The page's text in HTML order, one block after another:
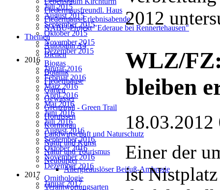
Fledermausfreundl. Haus
Fledermaus-Erlebnisabende
NABU-Projekt "Ederaue bei Rennertehausen"
Themen
Autobahn A4
Bienen
Biogas
Botanik
Fledermäuse
Garten
Gewässer
Grenztrail - Green Trail
Hornissen
Kormoran
Landwirtschaft und Naturschutz
Natur und Kunst
Natur und Tourismus
Neubürger
Allergieauslöser Beifuß-Ambrosie
Ornithologie
Verantwortungsarten
Juli 2015
August 2015
September 2015
Oktober 2015
November 2015
Dezember 2015
2016
Januar 2016
Februar 2016
März 2016
April 2016
Mai 2016
Juni 2016
Juli 2016
August 2016
September 2016
Oktober 2016
November 2016
Dezember 2016
2017
Januar 2017
2012
WLZ/
bleiben
18.03.2012
Einer der
ist